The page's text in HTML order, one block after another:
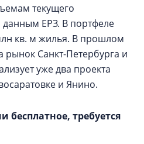
текущего
данным ЕРЗ. В портфеле
кв. м жилья. В прошлом
Санкт-Петербурга и
уже два проекта
и Янино.
бесплатное, требуется